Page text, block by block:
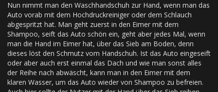
Nun nimmt man den Waschhandschuh zur Hand, wenn man das
Auto vorab mit dem Hochdruckreiniger oder dem Schlauch
abgespritzt hat. Man geht zuerst in den Eimer mit dem
Shampoo, seift das Auto schön ein, geht aber jedes Mal, wenn
man die Hand im Eimer hat, über das Sieb am Boden, denn
dieses löst den Schmutz vom Handschuh. Ist das Auto eingeseift
oder aber auch erst einmal das Dach und wie man sonst alles
der Reihe nach abwäscht, kann man in den Eimer mit dem
klaren Wasser, um das Auto wieder von Shampoo zu befreien.